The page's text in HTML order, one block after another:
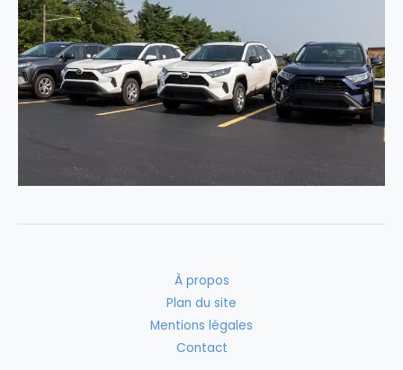
À propos
Plan du site
Mentions légales
Contact